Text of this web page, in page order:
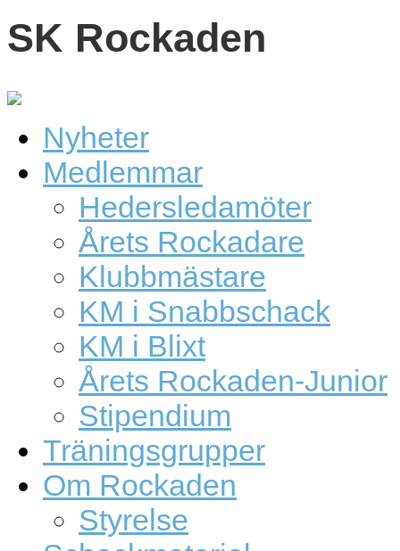
SK Rockaden
Nyheter
Medlemmar
Hedersledamöter
Årets Rockadare
Klubbmästare
KM i Snabbschack
KM i Blixt
Årets Rockaden-Junior
Stipendium
Träningsgrupper
Om Rockaden
Styrelse